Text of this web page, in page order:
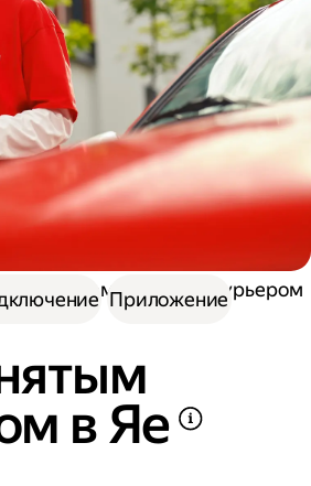
Работа самозанятым курьером
в Яе
Приложение